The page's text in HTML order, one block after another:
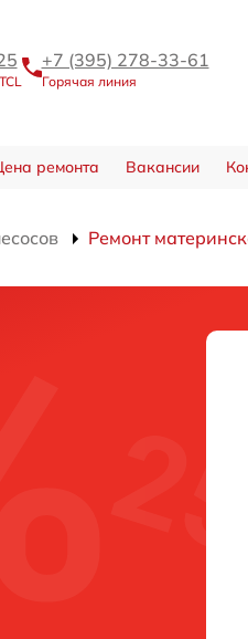
+7 (395) 278-33-61
Горячая линия
ремонта Вакансии
Ремонт